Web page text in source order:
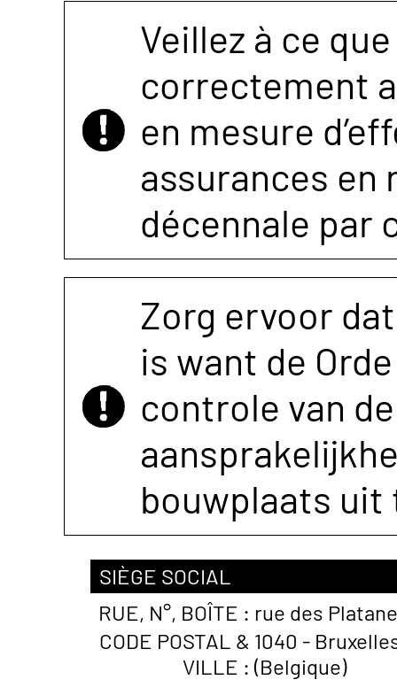
Veillez à ce
correctement
en mesure
assurances
décennale par
Zorg ervoor
is want de
controle van
bouwplaats uit
SIÈGE SOCIAL
RUE, N°, BOÎTE : rue des
CODE POSTAL &
VILLE :
1040 -
(Belgique)